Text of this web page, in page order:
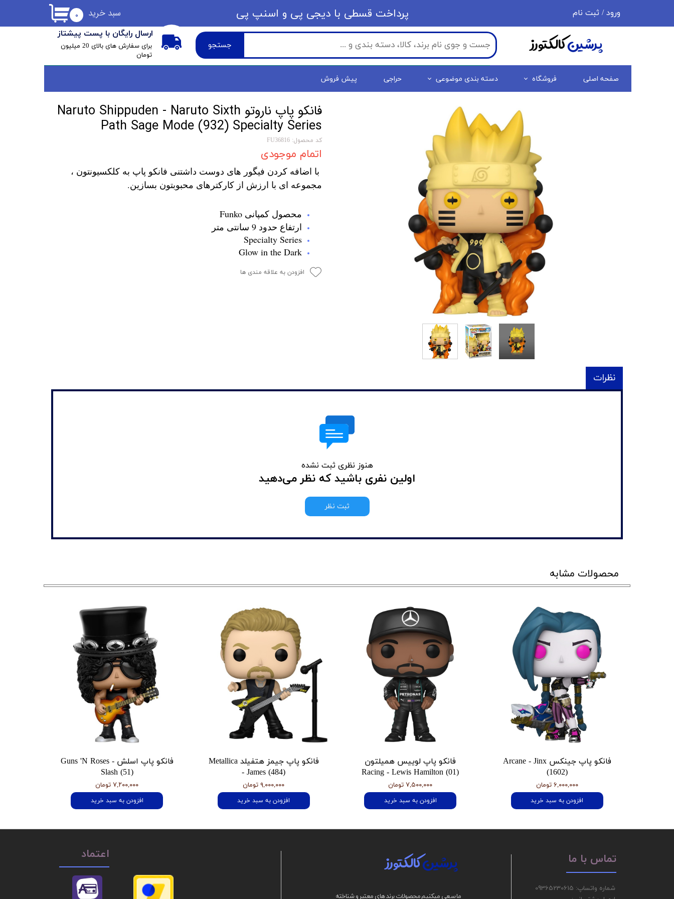
جستجو
ارسال رایگان با پست پیشتاز
​برای سفارش های بالای 20 میلیون
تومان
۰ سبد خرید ورود / ثبت نام
حساب کاربری من
تغییر گذر واژه
سفارشات
خروج از حساب کاربری
​​پرداخت قسطی با دیجی پی ​​​​​​​و اسنپ پی
صفحه اصلی فروشگاه دسته بندی موضوعی حراجی پیش فروش
پرشینکالکتورز
فانکو پاپ ناروتو Naruto Shippuden - Naruto Sixth
Path Sage Mode (932) Specialty Series
کد محصول: FU36816
اتمام موجودی
با اضافه کردن فیگور های دوست داشتنی فانکو پاپ به کلکسیونتون ،
مجموعه ای با ارزش از کارکترهای محبوبتون بسازین.
محصول کمپانی Funko
ارتفاع حدود 9 سانتی متر
Specialty Series
Glow in the Dark
افزودن به علاقه مندی ها
نظرات
هنوز نظری ثبت نشده
اولین نفری باشید که نظر می‌دهید
ثبت نظر
محصولات مشابه
فانکو پاپ جینکس Arcane - Jinx
(1602)
۶,۰۰۰,۰۰۰ تومان
افزودن به سبد خرید
فانکو پاپ لوییس همیلتون
Racing - Lewis Hamilton (01)
۷,۵۰۰,۰۰۰ تومان
افزودن به سبد خرید
فانکو پاپ جیمز هتفیلد Metallica
- James (484)
۹,۰۰۰,۰۰۰ تومان
افزودن به سبد خرید
فانکو پاپ اسلش Guns 'N Roses -
Slash (51)
۷,۲۰۰,۰۰۰ تومان
افزودن به سبد خرید
ما سعی میکنیم محصولات برند های معتبر و شناخته
پرشینکالکتورز
شماره واتساپ: 09365230615
تماس با ما اعتماد